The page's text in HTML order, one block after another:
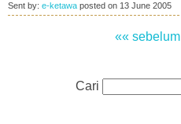
Sent by: e-ketawa posted on 13 June 2005
«« sebelum
Cari